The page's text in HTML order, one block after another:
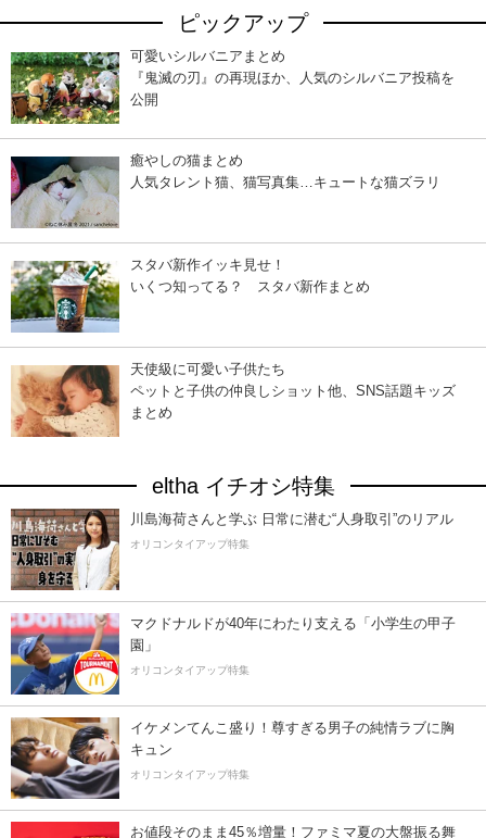
ピックアップ
可愛いシルバニアまとめ
『鬼滅の刃』の再現ほか、人気のシルバニア投稿を
公開
癒やしの猫まとめ
人気タレント猫、猫写真集…キュートな猫ズラリ
スタバ新作イッキ見せ！
いくつ知ってる？ スタバ新作まとめ
天使級に可愛い子供たち
ペットと子供の仲良しショット他、SNS話題キッズ
まとめ
eltha イチオシ特集
川島海荷さんと学ぶ 日常に潜む“人身取引”のリアル
オリコンタイアップ特集
マクドナルドが40年にわたり支える「小学生の甲子
園」
オリコンタイアップ特集
イケメンてんこ盛り！尊すぎる男子の純情ラブに胸
キュン
オリコンタイアップ特集
お値段そのまま45％増量！ファミマ夏の大盤振る舞